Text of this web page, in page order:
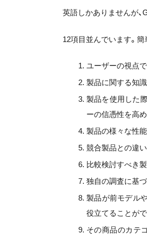
英語しかありませんが、
12項目並んでいます。簡
ユーザーの視点
製品に関する知
製品を使用した
ーの信憑性を高め
製品の様々な性
競合製品との違い
比較検討すべき
独自の調査に基
製品が前モデル
役立てることがで
その商品のカテ